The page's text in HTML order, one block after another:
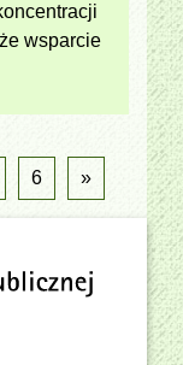
wsparcie
6 »